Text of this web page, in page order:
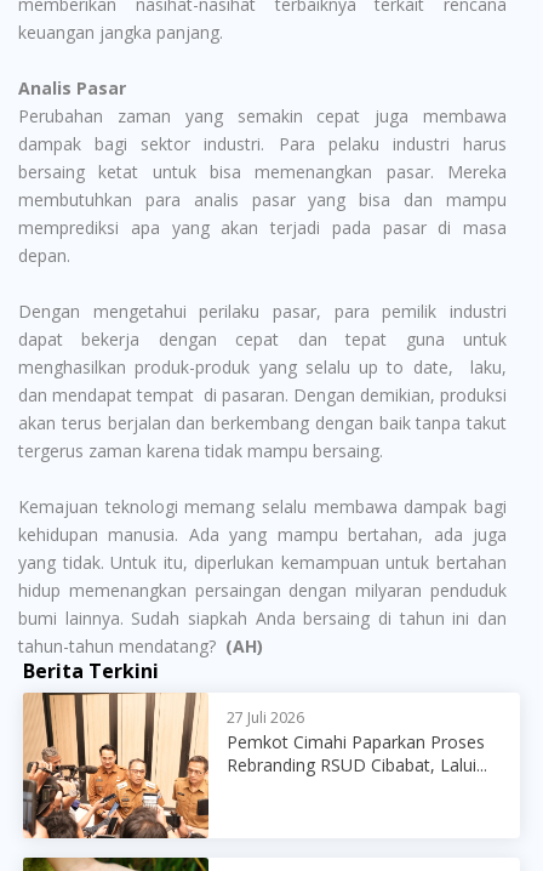
memberikan nasihat-nasihat terbaiknya terkait rencana
keuangan jangka panjang.
Analis Pasar
Perubahan zaman yang semakin cepat juga membawa
dampak bagi sektor industri. Para pelaku industri harus
bersaing ketat untuk bisa memenangkan pasar. Mereka
membutuhkan para analis pasar yang bisa dan mampu
memprediksi apa yang akan terjadi pada pasar di masa
depan.
Dengan mengetahui perilaku pasar, para pemilik industri
dapat bekerja dengan cepat dan tepat guna untuk
menghasilkan produk-produk yang selalu up to date, laku,
dan mendapat tempat di pasaran. Dengan demikian, produksi
akan terus berjalan dan berkembang dengan baik tanpa takut
tergerus zaman karena tidak mampu bersaing.
Kemajuan teknologi memang selalu membawa dampak bagi
kehidupan manusia. Ada yang mampu bertahan, ada juga
yang tidak. Untuk itu, diperlukan kemampuan untuk bertahan
hidup memenangkan persaingan dengan milyaran penduduk
bumi lainnya. Sudah siapkah Anda bersaing di tahun ini dan
tahun-tahun mendatang? (AH)
Berita Terkini
27 Juli 2026
Pemkot Cimahi Paparkan Proses
Rebranding RSUD Cibabat, Lalui...